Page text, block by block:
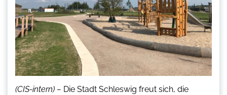
(CIS-intern) – Die Stadt Schleswig freut sich, die